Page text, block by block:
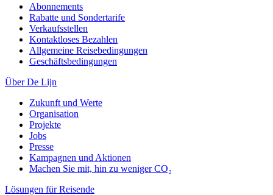
Abonnements
Rabatte und Sondertarife
Verkaufsstellen
Kontaktloses Bezahlen
Allgemeine Reisebedingungen
Geschäftsbedingungen
Über De Lijn
Zukunft und Werte
Organisation
Projekte
Jobs
Presse
Kampagnen und Aktionen
Machen Sie mit, hin zu weniger CO₂
Lösungen für Reisende